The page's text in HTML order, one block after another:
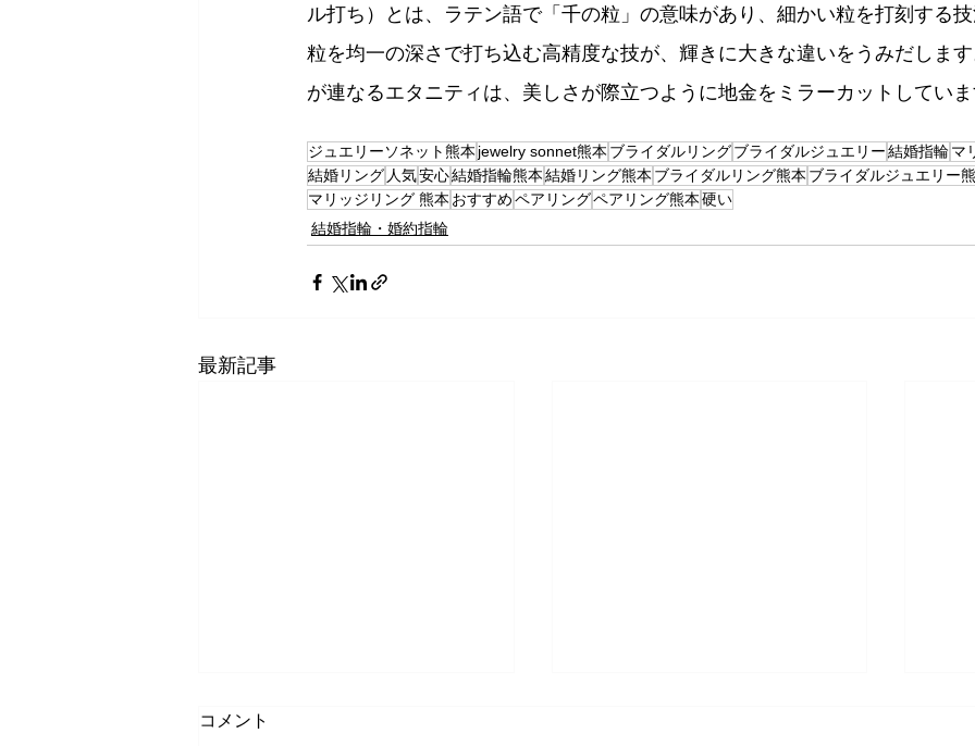
ル打ち）とは、ラテン語で「千の粒」の意味があり、細かい粒を打刻する
粒を均一の深さで打ち込む高精度な技が、輝きに大きな違いをうみだしま
が連なるエタニティは、美しさが際立つように地金をミラーカットしていま
ジュエリーソネット熊本 jewelry sonnet熊本 ブライダルリングブライダルジュエリー結婚指輪 マ
結婚リング 人気安心結婚指輪熊本結婚リング熊本 ブライダルリング熊本 ブライダルジュエリー
マリッジリング 熊本 おすすめペアリングペアリング熊本硬い
結婚指輪・婚約指輪
最新記事
コメント